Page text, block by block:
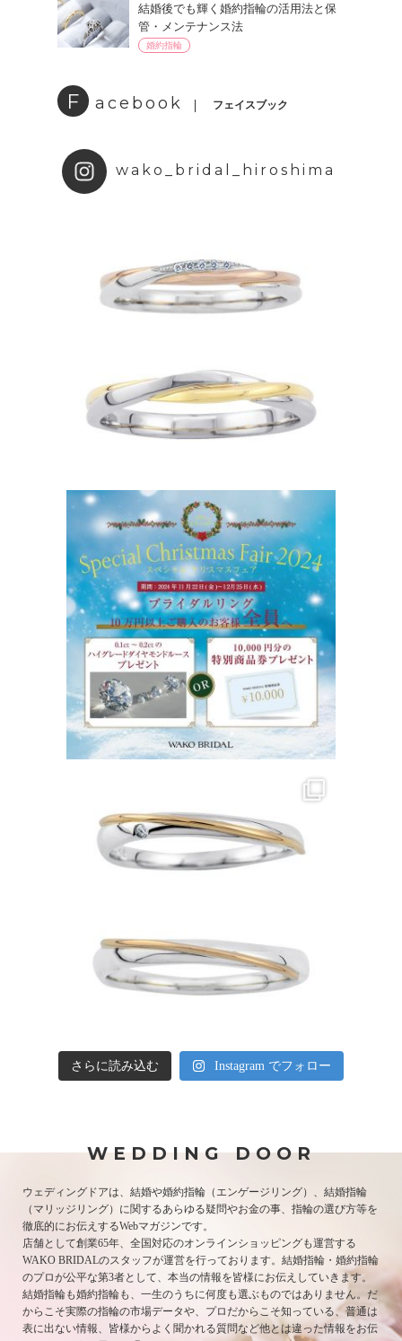
結婚後でも輝く婚約指輪の活用法と保
管・メンテナンス法
婚約指輪
F acebook フェイスブック
wako_bridal_hiroshima
さらに読み込む Instagram でフォロー
WEDDING DOOR
ウェディングドアは、結婚や婚約指輪（エンゲージリング）、結婚指輪
（マリッジリング）に関するあらゆる疑問やお金の事、指輪の選び方等を
徹底的にお伝えするWebマガジンです。
店舗として創業65年、全国対応のオンラインショッピングも運営する
WAKO BRIDALのスタッフが運営を行っております。結婚指輪・婚約指輪
のプロが公平な第3者として、本当の情報を皆様にお伝えしていきます。
結婚指輪も婚約指輪も、一生のうちに何度も選ぶものではありません。だ
からこそ実際の指輪の市場データや、プロだからこそ知っている、普通は
表に出ない情報、皆様からよく聞かれる質問など他とは違った情報をお伝